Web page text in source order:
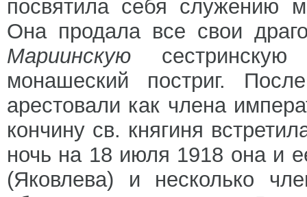
посвятила себя служению
Она продала все свои
Мариинскую
монашеский постриг.
арестовали как члена
кончину св. княгиня
ночь на 18 июля 1918 она и
(Яковлева) и несколько